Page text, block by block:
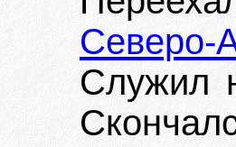
Северо-
Служил